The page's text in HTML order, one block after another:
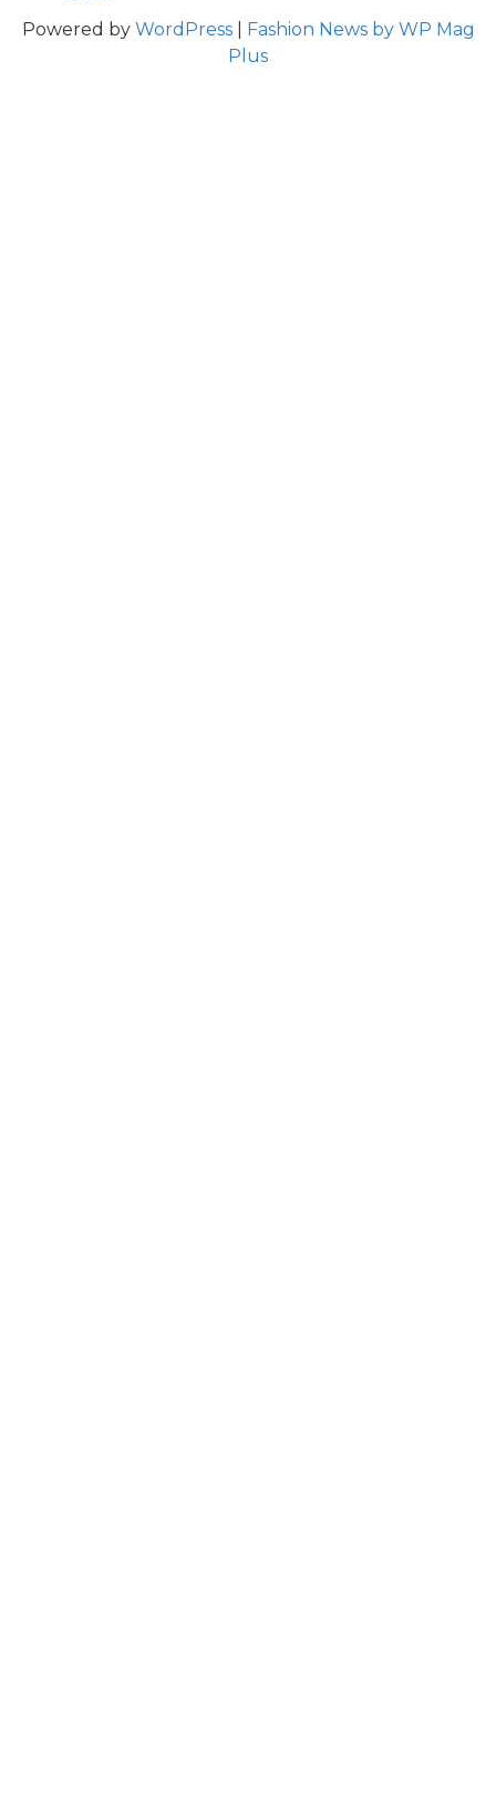
Powered by WordPress| Fashion News by WP Mag
Plus